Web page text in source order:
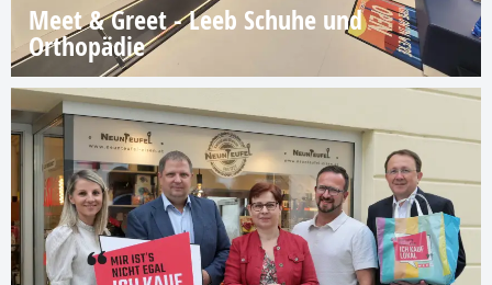
Meet & Greet - Leeb Schuhe und
Orthopädie